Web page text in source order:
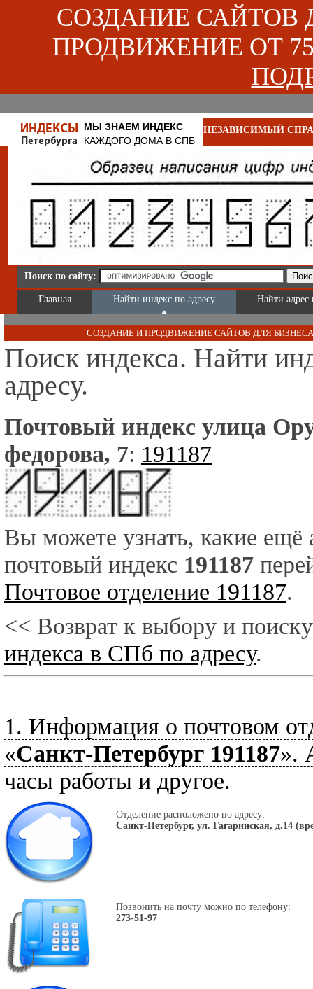
СОЗДАНИЕ САЙТОВ
ПРОДВИЖЕНИЕ ОТ
МЫ ЗНАЕМ ИНДЕКС
КАЖДОГО ДОМА В СПБ
НЕЗАВИСИМЫЙ
Поиск по сайту:
Главная Найти индекс по адресу Найти адрес
СОЗДАНИЕ И ПРОДВИЖЕНИЕ САЙТОВ ДЛЯ
Поиск индекса. Найти
адресу.
Почтовый индекс улица
федорова, 7: 191187
Вы можете узнать, какие ещё
почтовый индекс 191187
Почтовое отделение 191187.
<< Возврат к выбору и
индекса в СПб по адресу.
1. Информация о почтовом
«Санкт-Петербург 191187».
часы работы и другое.
Отделение расположено по адресу:
Санкт-Петербург, ул. Гагаринская, д.14
Позвонить на почту можно по телефону:
273-51-97